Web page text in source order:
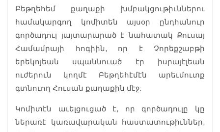
Բեթղեհեմ քաղաքի խմբակցութիւններու
համակարգող կոմիտեն այսօր ընդհանուր
գործադուլ յայտարարած է նահատակ Քուսայ
Համամրայի հոգիին, որ է Չորեքշաբթի
երեկոյեան սպաննուած էր իսրայէլեան
ուժերուն կողմէ Բեթղեհէմէն արեւմուտք
գտնուող Հուսան քաղաքին մէջ:
Կոմիտէն աւելցուցած է, որ գործադուլը կը
ներառէ կառավարական հաստատութիւններ,